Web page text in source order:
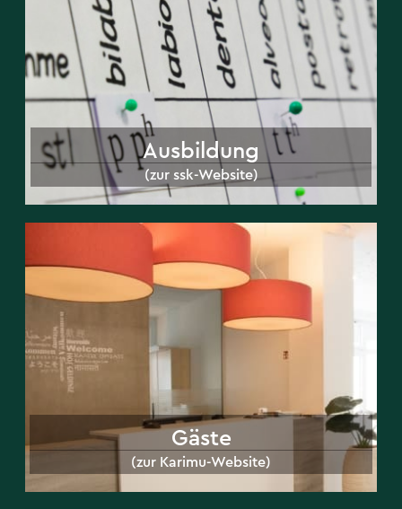
Ausbildung
(zur ssk-Website)
Ausbildung
(zur ssk-Website)
Gäste
(zur Karimu-Website)
Gäste
(zur Karimu-Website)